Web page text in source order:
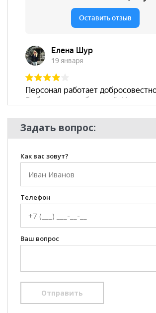
Задать вопрос:
Как вас зовут?
Телефон
Ваш вопрос
Отправить